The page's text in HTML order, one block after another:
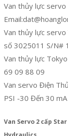
Van thủy lực
Van thủy lực
số 3025011 S/N#
Van thủy lực
69 09 88 09
Van servo Điện
PSI -30 Đến 30 mA
Van Servo 2 cấp